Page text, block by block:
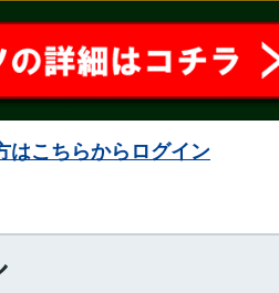
はこちらからログイン